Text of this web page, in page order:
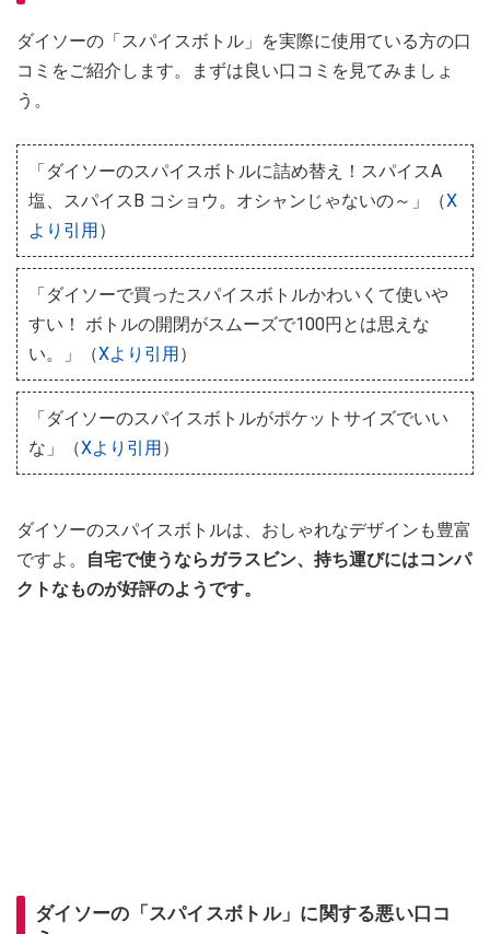
ダイソーの「スパイスボトル」を実際に使用ている方の口
コミをご紹介します。まずは良い口コミを見てみましょ
う。
「ダイソーのスパイスボトルに詰め替え！スパイスA
塩、スパイスB コショウ。オシャンじゃないの～」（X
より引用）
「ダイソーで買ったスパイスボトルかわいくて使いや
すい！ ボトルの開閉がスムーズで100円とは思えな
い。」（Xより引用）
「ダイソーのスパイスボトルがポケットサイズでいい
な」（Xより引用）
ダイソーのスパイスボトルは、おしゃれなデザインも豊富
ですよ。
自宅で使うならガラスビン、持ち運びにはコンパ
クトなものが好評のようです。
ダイソーの「スパイスボトル」に関する悪い口コ